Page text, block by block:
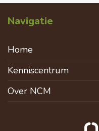
Navigatie
Home
Kenniscentrum
Over NCM